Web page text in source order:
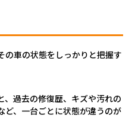
の車の状態をしっかりと把握す
、過去の修復歴、キズや汚れの
ど、一台ごとに状態が違うのが